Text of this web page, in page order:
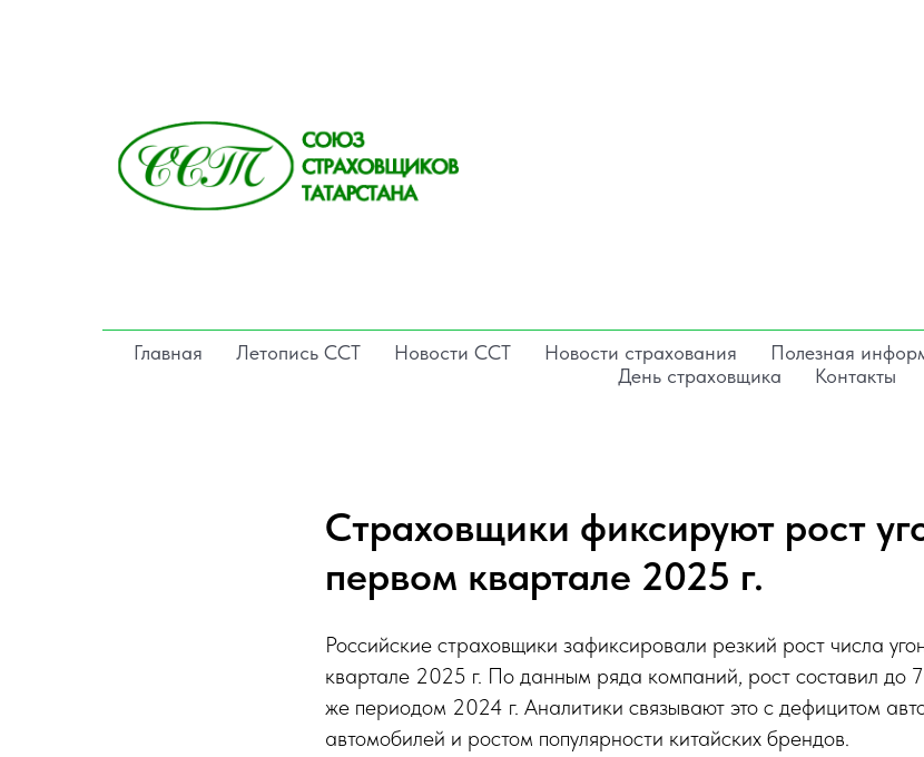
Главная Летопись ССТ Новости ССТ Новости страхования Полезная
День страховщика
Контакты
Страховщики фиксируют рост
первом квартале 2025 г.
Российские страховщики зафиксировали резкий рост числа
квартале 2025 г. По данным ряда компаний, рост составил до
же периодом 2024 г. Аналитики связывают это с дефицитом
автомобилей и ростом популярности китайских брендов.